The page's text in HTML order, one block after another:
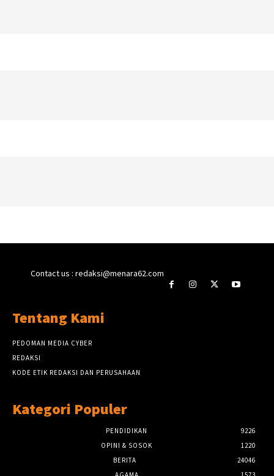
Contact us : redaksi@menara62.com
Tentang Kami
PEDOMAN MEDIA CYBER
REDAKSI
KODE ETIK REDAKSI DAN PERUSAHAAN
Kategori Populer
PENDIDIKAN
9226
OPINI & SOSOK
1220
BERITA
24046